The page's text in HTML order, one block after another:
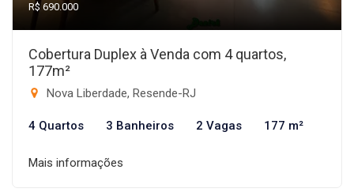
R$ 690.000
Cobertura Duplex à Venda com 4 quartos,
177m²
Nova Liberdade, Resende-RJ
4 Quartos 3 Banheiros 2 Vagas 177 m²
Mais informações